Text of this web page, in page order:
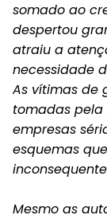
somado ao
despertou
atraiu a
necessidade
As vítimas de
tomadas
empresas
esquemas
Mesmo as